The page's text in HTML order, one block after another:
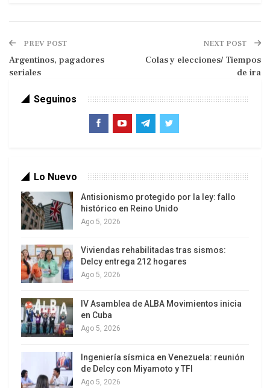
Carlos Carcione|
Los síntomas son claros. Se ha roto el entramado
los conflictos funcionan como válvula de
discursos de las cúpulas han perdido sentido, se
vuelven incomprensibles, fastidian como el
Las palabras han perdidosu antiguo significado. El
gobierno del presidente Maduro dilapidó la línea
de conexión con la gente. La oposición tampoco
conecta con sus bases. Y esto sucede porque en
la calle se busca, casi siempre sin éxito, lo
cúpulas hablan de temas que solo a ellos les
interesan.
PREV POST
Argentinos, pagadores
seriales
NEXT POST
Colas y elecciones/ Tiempos
de ira
Seguinos
Lo Nuevo
Antisionismo protegido por la ley: fallo
histórico en Reino Unido
Ago 5, 2026
Viviendas rehabilitadas tras sismos:
Delcy entrega 212 hogares
Ago 5, 2026
IV Asamblea de ALBA Movimientos inicia
en Cuba
Ago 5, 2026
Ingeniería sísmica en Venezuela: reunión
de Delcy con Miyamoto y TFI
Ago 5, 2026